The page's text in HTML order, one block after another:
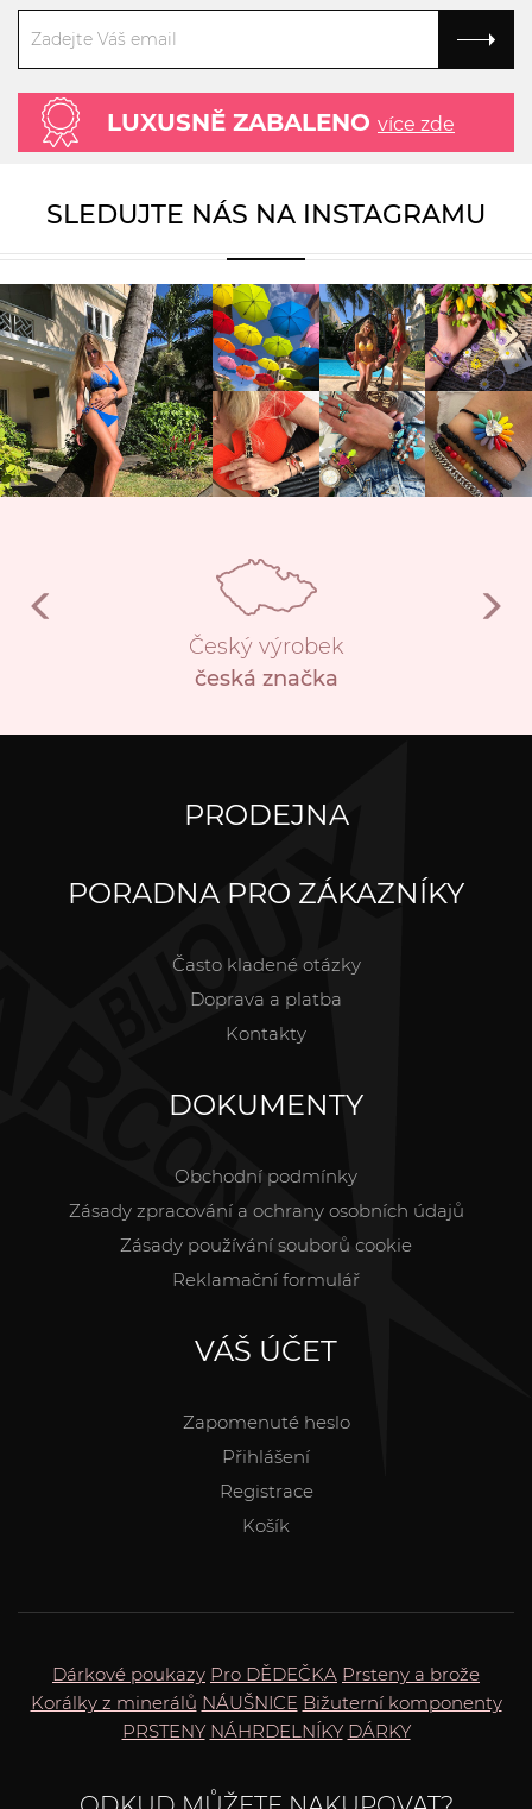
LUXUSNĚ ZABALENO více zde
SLEDUJTE NÁS NA INSTAGRAMU
Český výrobek
česká značka
PRODEJNA
PORADNA PRO ZÁKAZNÍKY
Často kladené otázky
Doprava a platba
Kontakty
DOKUMENTY
Obchodní podmínky
Zásady zpracování a ochrany osobních údajů
Zásady používání souborů cookie
Reklamační formulář
VÁŠ ÚČET
Zapomenuté heslo
Přihlášení
Registrace
Košík
Dárkové poukazy Pro DĚDEČKA Prsteny a brože
Korálky z minerálů NÁUŠNICE Bižuterní komponenty
PRSTENY NÁHRDELNÍKY DÁRKY